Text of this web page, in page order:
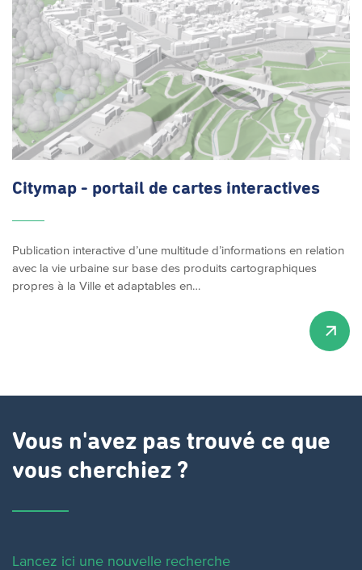
Citymap - portail de cartes interactives
Publication interactive d’une multitude d’informations en relation
avec la vie urbaine sur base des produits cartographiques
propres à la Ville et adaptables en…
Vous n'avez pas trouvé ce que
vous cherchiez ?
Lancez ici une nouvelle recherche